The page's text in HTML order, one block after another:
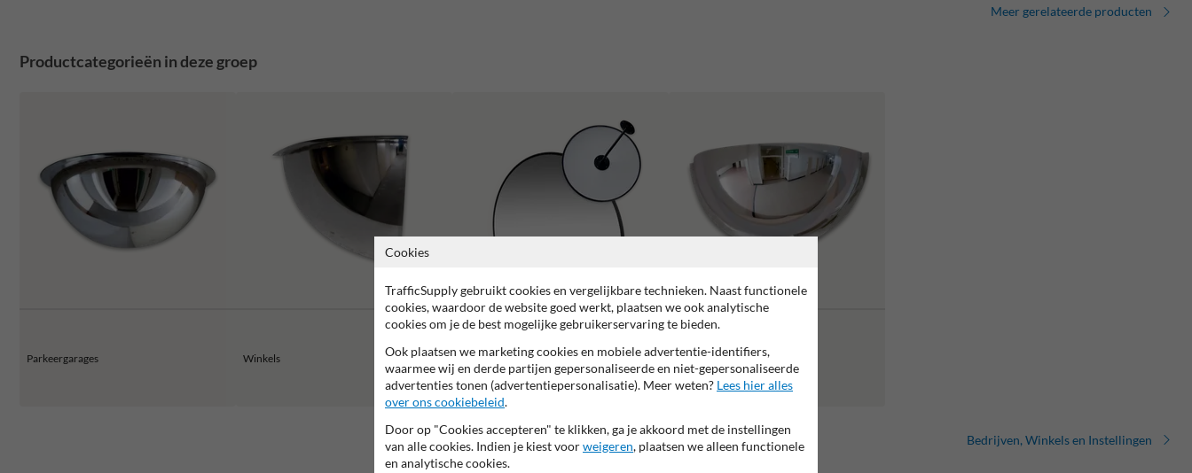
Meer gerelateerde producten
Productcategorieën in deze groep
Parkeergarages Winkels
Kantoren
Instellingen
Bedrijven, Winkels en Instellingen
Cookies
TrafficSupply gebruikt cookies en vergelijkbare technieken. Naast functionele
cookies, waardoor de website goed werkt, plaatsen we ook analytische
cookies om je de best mogelijke gebruikerservaring te bieden.
Ook plaatsen we marketing cookies en mobiele advertentie-identifiers,
waarmee wij en derde partijen gepersonaliseerde en niet-gepersonaliseerde
advertenties tonen (advertentiepersonalisatie). Meer weten? Lees hier alles
over ons cookiebeleid.
Door op "Cookies accepteren" te klikken, ga je akkoord met de instellingen
van alle cookies. Indien je kiest voorweigeren, plaatsen we alleen functionele
en analytische cookies.